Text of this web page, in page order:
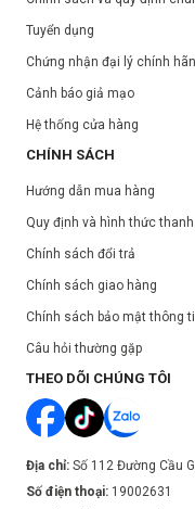
Sau đó, rửa kỹ bằng
Bảo quản:
Tránh ánh nắng trực tiếp.
Xuất xứ:
Nơi sản xuất:Hàn Quốc
Dung tích:200ml
Hạn sử dụng:3 năm kể
Ngày sản xuất:
Tuyển dụng
Chứng nhận đại lý chính
Cảnh báo giả mạo
Hệ thống cửa hàng
CHÍNH SÁCH
Hướng dẫn mua hàng
Quy định và hình thức
Chính sách đổi trả
Chính sách giao hàng
Chính sách bảo mật thông
Câu hỏi thường gặp
THEO DÕI CHÚNG TÔI
Địa chỉ: Số 112 Đường Cầu
Số điện thoại: 19002631